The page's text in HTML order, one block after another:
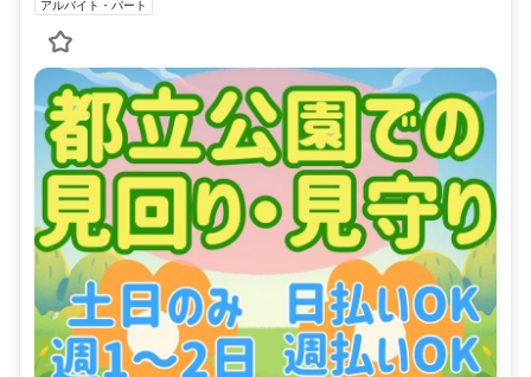
アルバイト・パート